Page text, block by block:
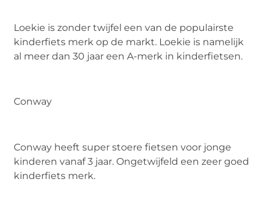
Loekie is zonder twijfel een van de populairste
kinderfiets merk op de markt. Loekie is namelijk
al meer dan 30 jaar een A-merk in kinderfietsen.
Conway
Conway heeft super stoere fietsen voor jonge
kinderen vanaf 3 jaar. Ongetwijfeld een zeer goed
kinderfiets merk.